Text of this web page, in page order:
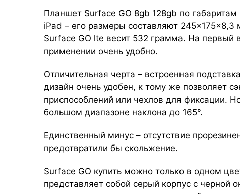
Планшет Surface GO 8gb 128gb по
iPad – его размеры составляют
Surface GO lte весит 532 грамма. На первый
применении очень удобно.
Отличительная черта – встроенная
дизайн очень удобен, к тому же позволяет
приспособлений или чехлов для фиксации.
большом диапазоне наклона до 165°.
Единственный минус – отсутствие
предотвратили бы скольжение.
Surface GO купить можно только в одном
представляет собой серый корпус с черной